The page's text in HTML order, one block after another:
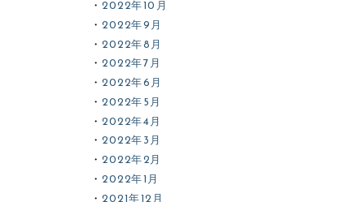
2022年10月
2022年9月
2022年8月
2022年7月
2022年6月
2022年5月
2022年4月
2022年3月
2022年2月
2022年1月
2021年12月